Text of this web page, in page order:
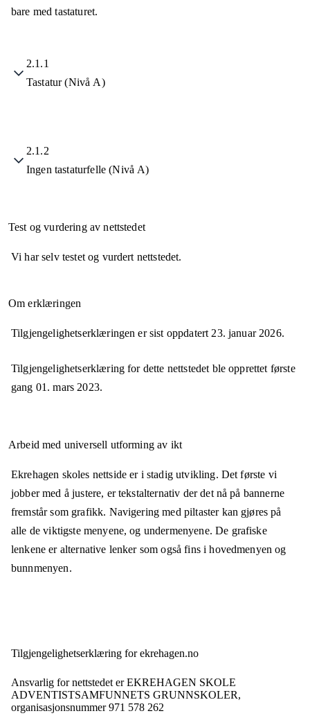
bare med tastaturet.
2.1.1
Tastatur (Nivå A)
2.1.2
Ingen tastaturfelle (Nivå A)
Test og vurdering av nettstedet
Vi har selv testet og vurdert nettstedet.
Om erklæringen
Tilgjengelighetserklæringen er sist oppdatert23. januar 2026.
Tilgjengelighetserklæring for dette nettstedet ble opprettet første
gang 01. mars 2023.
Arbeid med universell utforming av ikt
Ekrehagen skoles nettside er i stadig utvikling. Det første vi
jobber med å justere, er tekstalternativ der det nå på bannerne
fremstår som grafikk. Navigering med piltaster kan gjøres på
alle de viktigste menyene, og undermenyene. De grafiske
lenkene er alternative lenker som også fins i hovedmenyen og
bunnmenyen.
Tilgjengelighets­erklæring forekrehagen.no
Ansvarlig for nettstedet erEKREHAGEN SKOLE
ADVENTISTSAMFUNNETS GRUNNSKOLER,
organisasjonsnummer 971 578 262